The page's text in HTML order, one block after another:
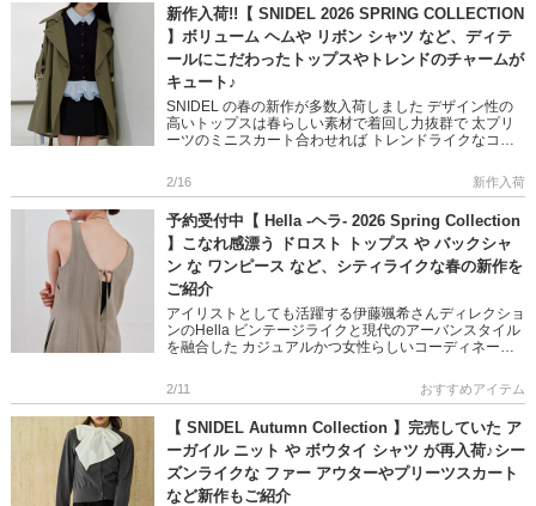
新作入荷!!【 SNIDEL 2026 SPRING COLLECTION
】ボリューム ヘムや リボン シャツ など、ディテ
ールにこだわったトップスやトレンドのチャームが
キュート♪
SNIDEL の春の新作が多数入荷しました デザイン性の
高いトップスは春らしい素材で着回し力抜群で 太プリ
ーツのミニスカート合わせれば トレンドライクなコー
バッグもカラバ […]
2/16 新作入荷
予約受付中【 Hella -ヘラ- 2026 Spring Collection
】こなれ感漂う ドロスト トップス や バックシャ
ン な ワンピース など、シティライクな春の新作を
ご紹介
アイリストとしても活躍する伊藤颯希さんディレクショ
ンのHella ビンテージライクと現代のアーバンスタイル
を融合した カジュアルかつ女性らしいコーディネート
なれ感漂うス […]
2/11 おすすめアイテム
【 SNIDEL Autumn Collection 】完売していた ア
ーガイル ニット や ボウタイ シャツ が再入荷♪シー
ズンライクな ファー アウターやプリーツスカート
など新作もご紹介